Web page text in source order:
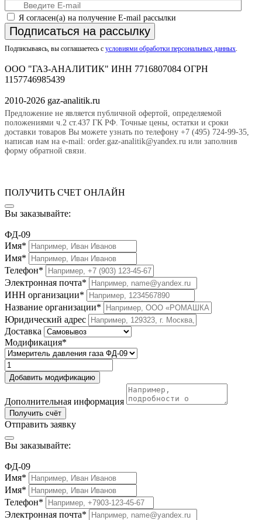
Я согласен(а) на получение E-mail рассылки
Подписаться на рассылку
Подписываясь, вы соглашаетесь с условиями обработки персональных данных.
ООО "ГАЗ-АНАЛИТИК" ИНН 7716807084 ОГРН
1157746985439
2010-2026 gaz-analitik.ru
Предложение не является публичной офертой, определяемой
положениями ч.2 ст.437 ГК РФ. Точные цены, остатки и сроки
доставки товаров Вы можете узнать по телефону +7 (495) 724-99-35,
написав нам на e-mail: order.gaz-analitik@yandex.ru или заполнив
форму обратной связи.
ПОЛУЧИТЬ СЧЕТ ОНЛАЙН
Вы заказывайте:
ФД-09
Имя*
Имя*
Телефон*
Электронная почта*
ИНН организации*
Название организации*
Юридический адрес
Доставка
Модификация*
Добавить модификацию
Дополнительная информация
Получить счёт
Отправить заявку
Вы заказывайте:
ФД-09
Имя*
Имя*
Телефон*
Электронная почта*